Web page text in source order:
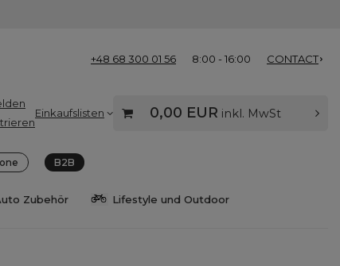
+48 68 300 01 56 8:00 - 16:00 CONTACT
Einkaufslisten 0,00 EUR inkl. MwSt
B2B
Zubehör Lifestyle und Outdoor